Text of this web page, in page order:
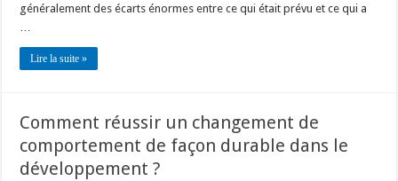
généralement des écarts énormes entre ce qui était prévu et ce qui a
…
Lire la suite »
Comment réussir un changement de
comportement de façon durable dans le
développement ?